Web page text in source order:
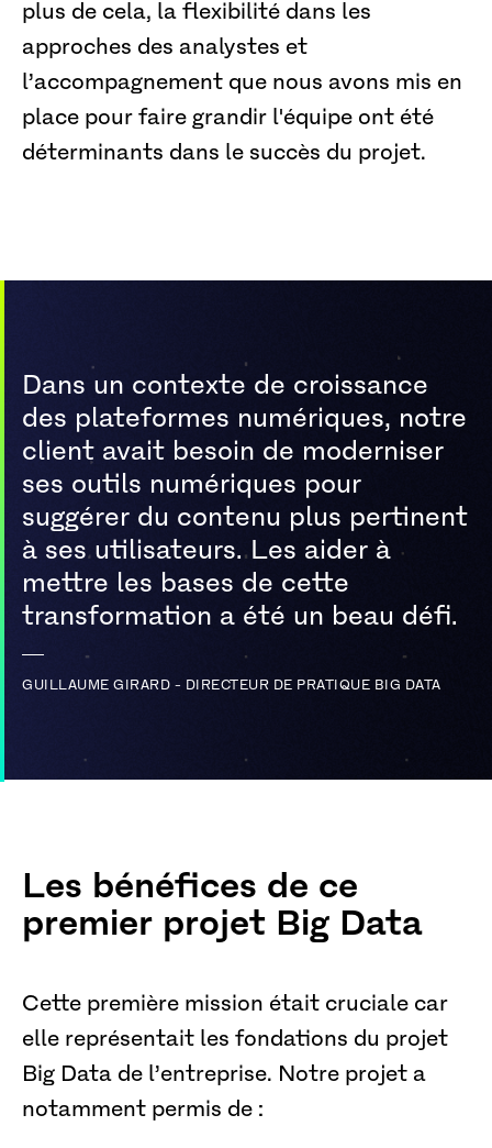
plus de cela, la flexibilité dans les
approches des analystes et
l’accompagnement que nous avons mis en
place pour faire grandir l'équipe ont été
déterminants dans le succès du projet.
Dans un contexte de croissance
des plateformes numériques, notre
client avait besoin de moderniser
ses outils numériques pour
suggérer du contenu plus pertinent
à ses utilisateurs. Les aider à
mettre les bases de cette
transformation a été un beau défi.
GUILLAUME GIRARD - DIRECTEUR DE PRATIQUE BIG DATA
Les bénéfices de ce
premier projet Big Data
Cette première mission était cruciale car
elle représentait les fondations du projet
Big Data de l’entreprise. Notre projet a
notamment permis de :